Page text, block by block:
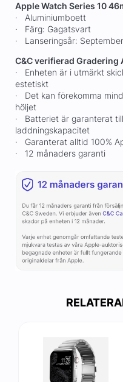
Apple Watch Series 10
· Aluminiumboett
· Färg: Gagatsvart
· Lanseringsår:
C&C verifierad Gradering
· Enheten är i utmärkt
estetiskt
· Det kan förekomma
höljet
· Batteriet är garanterat
laddningskapacitet
· Garanterat alltid 100%
· 12 månaders garanti